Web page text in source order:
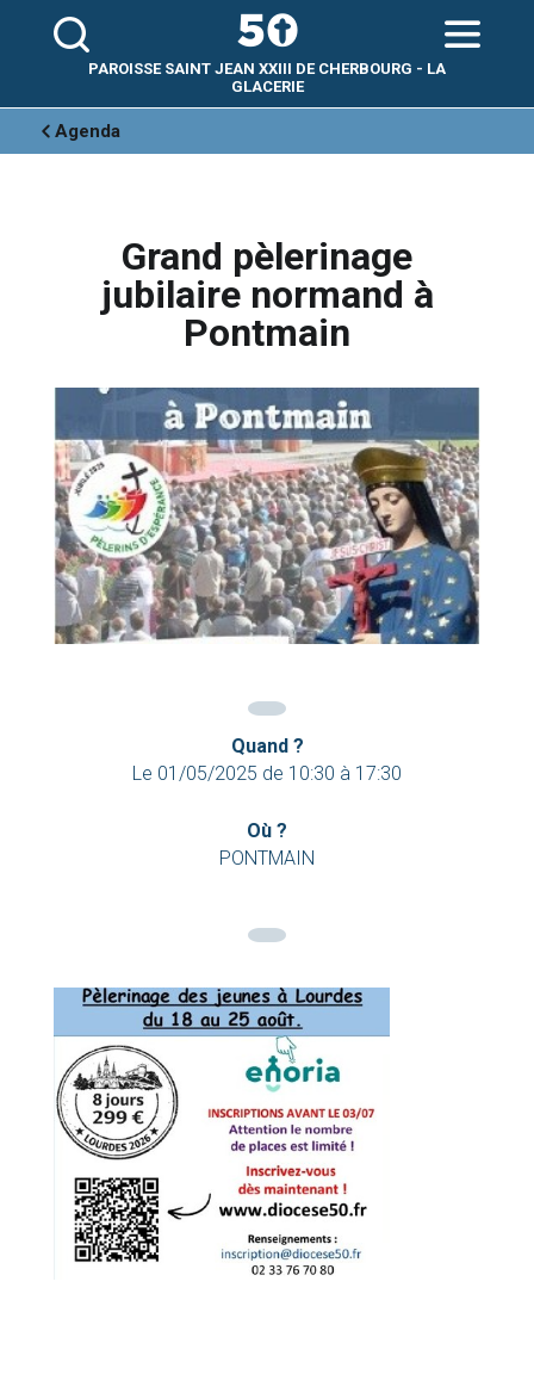
personnels
PAROISSE SAINT JEAN XXIII DE CHERBOURG - LA
GLACERIE
Agenda
Grand pèlerinage
jubilaire normand à
Pontmain
Quand ?
Le 01/05/2025 de 10:30 à 17:30
Où ?
PONTMAIN